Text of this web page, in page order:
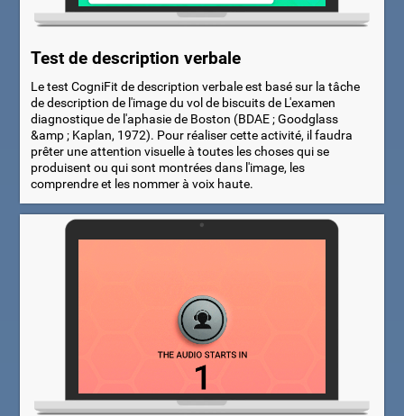
Test de description verbale
Le test CogniFit de description verbale est basé sur la tâche
de description de l'image du vol de biscuits de L'examen
diagnostique de l'aphasie de Boston (BDAE ; Goodglass
&amp ; Kaplan, 1972). Pour réaliser cette activité, il faudra
prêter une attention visuelle à toutes les choses qui se
produisent ou qui sont montrées dans l'image, les
comprendre et les nommer à voix haute.